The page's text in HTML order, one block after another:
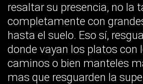
resaltar su presencia, no la
completamente con
hasta el suelo. Eso sí,
donde vayan los platos con
caminos o bien manteles
mas que resguarden la